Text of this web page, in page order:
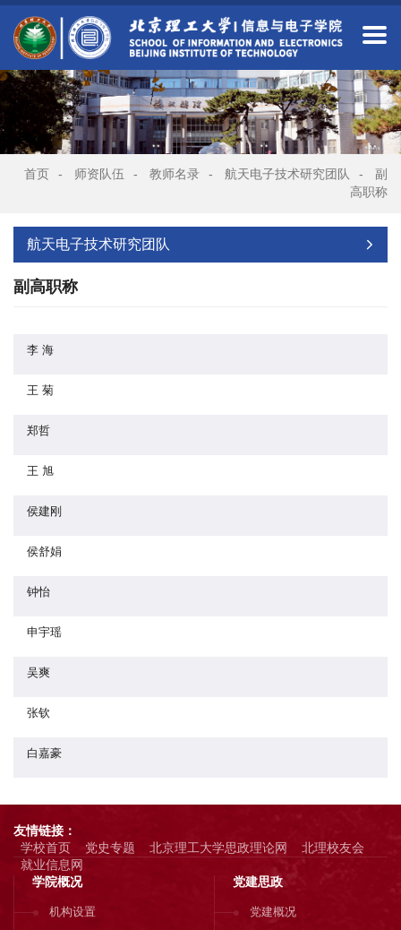
首页 - 师资队伍 - 教师名录 - 航天电子技术研究团队 -
副
高职称
航天电子技术研究团队
副高职称
李 海
王 菊
郑哲
王 旭
侯建刚
侯舒娟
钟怡
申宇瑶
吴爽
张钦
白嘉豪
友情链接：
学校首页
党史专题 北京理工大学思政理论网
北理校友会
就业信息网
学院概况
机构设置
党建思政
党建概况